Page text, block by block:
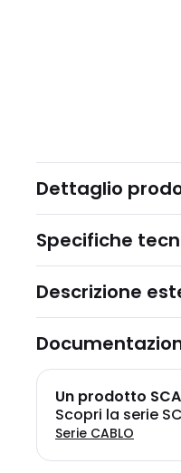
Dettaglio
Specifiche
Descrizione
Un prodotto
Scopri la serie
Serie CABLO